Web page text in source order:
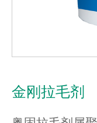
金刚拉毛剂